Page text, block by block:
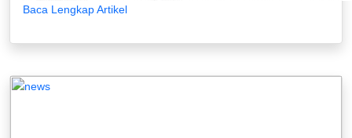
Baca Lengkap Artikel